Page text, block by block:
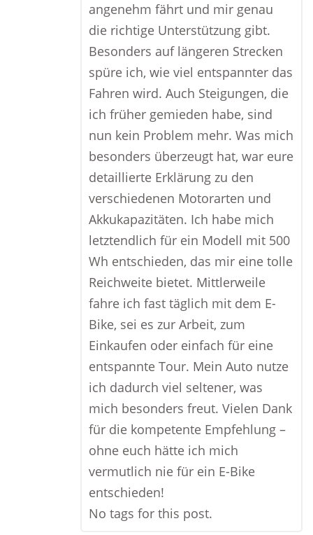
angenehm fährt und mir genau
die richtige Unterstützung gibt.
Besonders auf längeren Strecken
spüre ich, wie viel entspannter das
Fahren wird. Auch Steigungen, die
ich früher gemieden habe, sind
nun kein Problem mehr. Was mich
besonders überzeugt hat, war eure
detaillierte Erklärung zu den
verschiedenen Motorarten und
Akkukapazitäten. Ich habe mich
letztendlich für ein Modell mit 500
Wh entschieden, das mir eine tolle
Reichweite bietet. Mittlerweile
fahre ich fast täglich mit dem E-
Bike, sei es zur Arbeit, zum
Einkaufen oder einfach für eine
entspannte Tour. Mein Auto nutze
ich dadurch viel seltener, was
mich besonders freut. Vielen Dank
für die kompetente Empfehlung –
ohne euch hätte ich mich
vermutlich nie für ein E-Bike
entschieden!
No tags for this post.